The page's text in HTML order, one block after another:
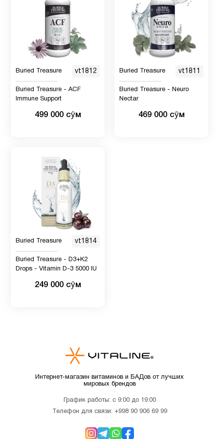
Buried Treasure vt1812
Buried Treasure - ACF
Immune Support
499 000 сӯм
Buried Treasure vt1811
Buried Treasure - Neuro
Nectar
469 000 сӯм
Buried Treasure vt1814
Buried Treasure - D3+K2
Drops - Vitamin D-3 5000 IU
249 000 сӯм
Интернет-магазин витаминов и БАДов от лучших
мировых брендов
График работы: с 9:00 до 19:00
Телефон для связи: +998 90 906 69 99